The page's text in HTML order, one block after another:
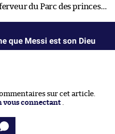
du Parc des princes…
que Messi est son Dieu
sur cet article.
vous connectant